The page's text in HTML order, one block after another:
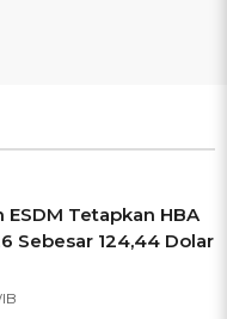
Tetapkan HBA
Sebesar 124,44 Dolar